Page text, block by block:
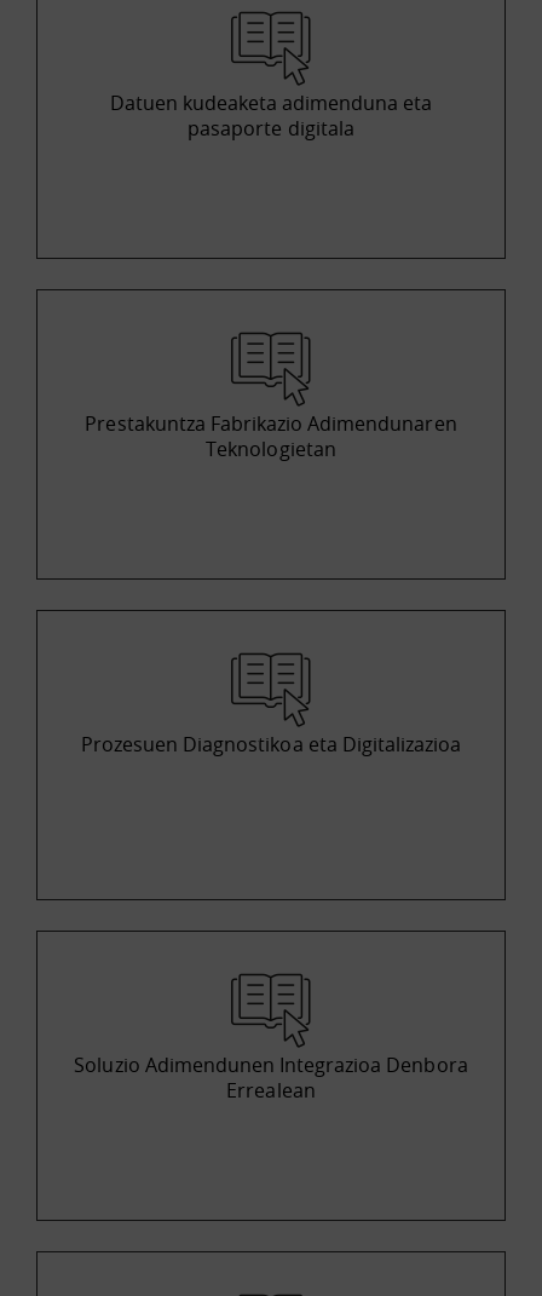
Datuen kudeaketa adimenduna eta
pasaporte digitala
Prestakuntza Fabrikazio Adimendunaren
Teknologietan
Prozesuen Diagnostikoa eta Digitalizazioa
Soluzio Adimendunen Integrazioa Denbora
Errealean